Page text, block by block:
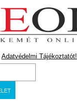
Adatvédelmi Tájékoztatót!